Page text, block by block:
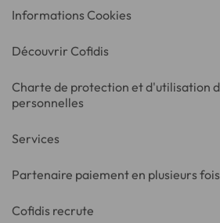
Informations Cookies
Découvrir Cofidis
Charte de protection et d'utilisation
personnelles
Services
Partenaire paiement en plusieurs fois
Cofidis recrute